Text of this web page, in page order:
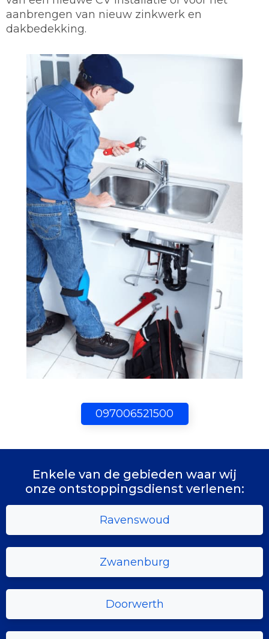
097006521500
aanbrengen van nieuw zinkwerk en
dakbedekking.
Enkele van de gebieden waar wij
onze ontstoppingsdienst verlenen:
Ravenswoud
Zwanenburg
Doorwerth